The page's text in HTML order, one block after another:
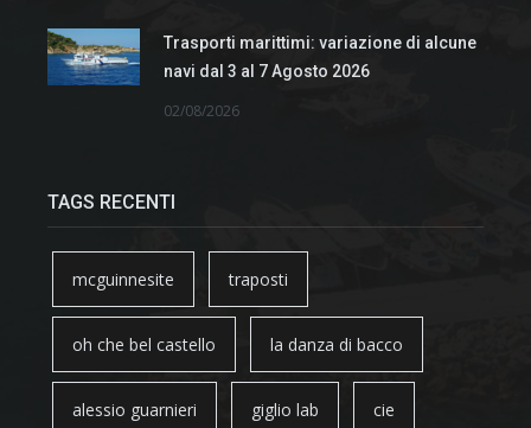
Trasporti marittimi: variazione di alcune
navi dal 3 al 7 Agosto 2026
02/08/2026
TAGS RECENTI
mcguinnesite traposti
oh che bel castello la danza di bacco
alessio guarnieri giglio lab cie